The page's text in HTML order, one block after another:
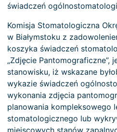
świadczeń
Komisja Stomatologiczna
w Białymstoku z
koszyka świadczeń
„Zdjęcie Pantomograficzne”,
stanowisku, iż wskazane
wykazie świadczeń
wykonania zdjęcia
planowania kompleksowego
stomatologicznego lub
miejscowych stanów